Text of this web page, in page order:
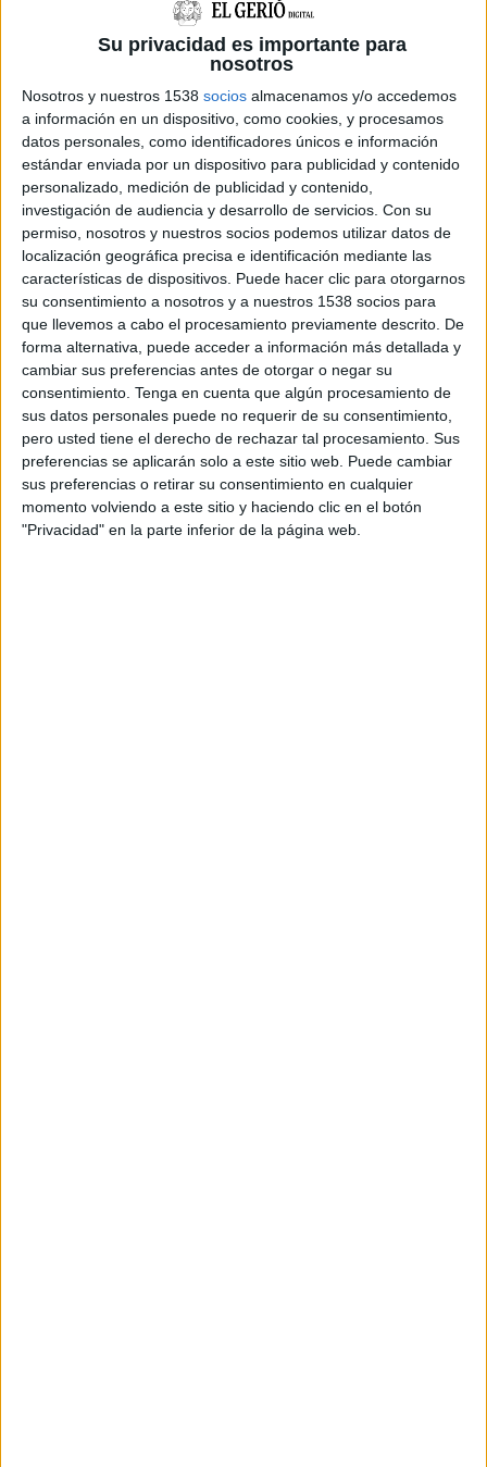
Su privacidad es importante para
nosotros
Nosotros y nuestros 1538 socios almacenamos y/o accedemos
a información en un dispositivo, como cookies, y procesamos
datos personales, como identificadores únicos e información
estándar enviada por un dispositivo para publicidad y contenido
personalizado, medición de publicidad y contenido,
investigación de audiencia y desarrollo de servicios. Con su
permiso, nosotros y nuestros socios podemos utilizar datos de
localización geográfica precisa e identificación mediante las
características de dispositivos. Puede hacer clic para otorgarnos
su consentimiento a nosotros y a nuestros 1538 socios para
que llevemos a cabo el procesamiento previamente descrito. De
forma alternativa, puede acceder a información más detallada y
cambiar sus preferencias antes de otorgar o negar su
consentimiento. Tenga en cuenta que algún procesamiento de
sus datos personales puede no requerir de su consentimiento,
pero usted tiene el derecho de rechazar tal procesamiento. Sus
preferencias se aplicarán solo a este sitio web. Puede cambiar
sus preferencias o retirar su consentimiento en cualquier
momento volviendo a este sitio y haciendo clic en el botón
"Privacidad" en la parte inferior de la página web.
NOTÍCIES MÉS LLEGIDES
Mor ofegat un home després de
llançar-se a nedar des d’una
embarcació a l’Estartit
DARRERES NOTÍCIES
Mor ofegat un home després de
llançar-se a nedar des d’una
embarcació a l’Estartit
Girona gairebé dobla la recaptació de
l’IBI als pisos buits i estudia apujar el
Vidreres frena 70 intents d’ocupació i